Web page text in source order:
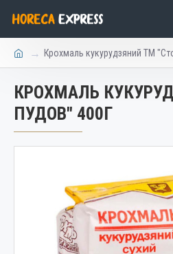
Крохмаль кукурудзяний ТМ
КРОХМАЛЬ
ПУДОВ" 400Г